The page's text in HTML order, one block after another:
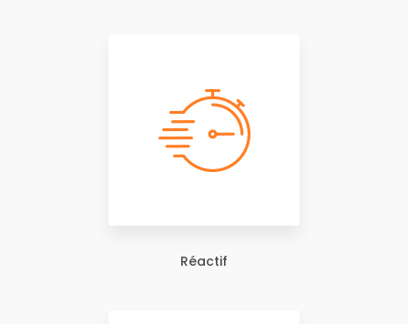
Réactif